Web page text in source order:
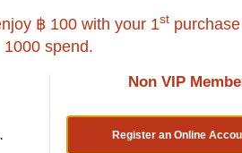
฿ 100 with your 1st
1000 spend.
Non VIP
Register an Online